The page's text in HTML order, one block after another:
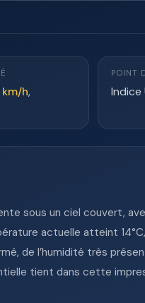
km/h,
POINT
Indice
sous un ciel couvert,
actuelle atteint
de l’humidité très
tient dans cette